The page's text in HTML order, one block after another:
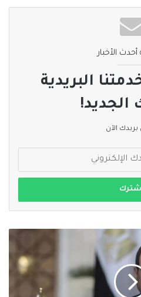
أحدث الأخبار
البريدية
الجديد!
الآن